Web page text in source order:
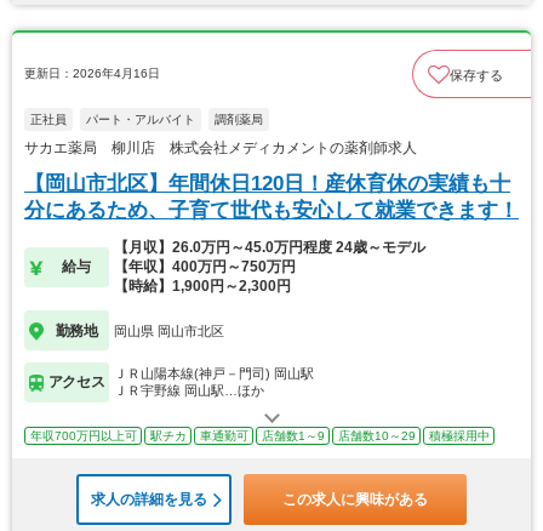
更新日：2026年4月16日 保存する
正社員 パート・アルバイト 調剤薬局
サカエ薬局 柳川店 株式会社メディカメントの薬剤師求人
【岡山市北区】年間休日120日！産休育休の実績も十
分にあるため、子育て世代も安心して就業できます！
給与
【月収】26.0万円～45.0万円程度 24歳～モデル
【年収】400万円～750万円
【時給】1,900円～2,300円
勤務地 岡山県 岡山市北区
アクセス
ＪＲ山陽本線(神戸－門司) 岡山駅
ＪＲ宇野線 岡山駅…ほか
年収700万円以上可 駅チカ 車通勤可 店舗数1～9 店舗数10～29 積極採用中
求人の詳細を見る この求人に興味がある